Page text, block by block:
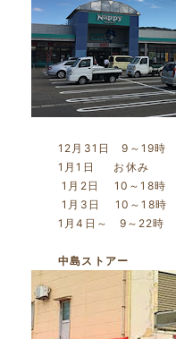
12月31日 9～19時
1月1日 お休み
1月2日 10～18時
1月3日 10～18時
1月4日～ 9～22時
中島ストアー